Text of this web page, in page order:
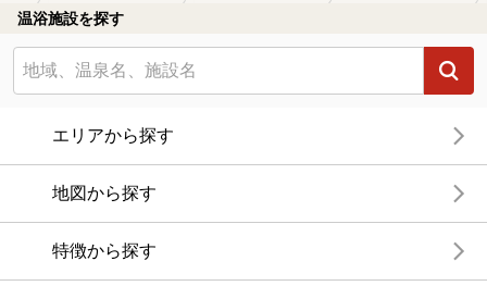
温浴施設を探す
エリアから探す
地図から探す
特徴から探す